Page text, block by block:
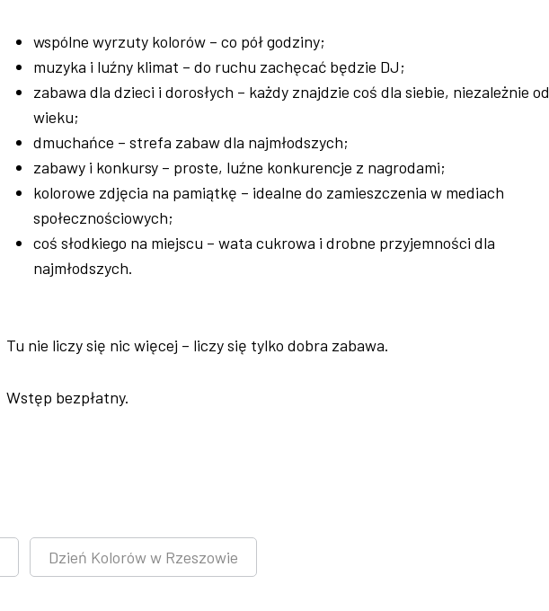
wspólne wyrzuty kolorów – co pół godziny;
muzyka i luźny klimat – do ruchu zachęcać będzie DJ;
zabawa dla dzieci i dorosłych – każdy znajdzie coś dla siebie, niezależnie od
wieku;
dmuchańce – strefa zabaw dla najmłodszych;
zabawy i konkursy – proste, luźne konkurencje z nagrodami;
kolorowe zdjęcia na pamiątkę – idealne do zamieszczenia w mediach
społecznościowych;
coś słodkiego na miejscu – wata cukrowa i drobne przyjemności dla
najmłodszych.
Tu nie liczy się nic więcej – liczy się tylko dobra zabawa.
Wstęp bezpłatny.
Dzień Kolorów w Rzeszowie